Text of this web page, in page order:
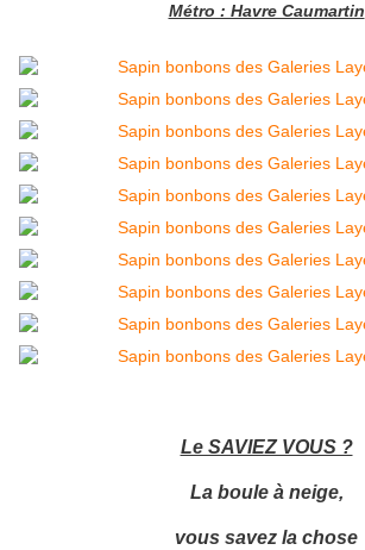
Métro : Havre Caumartin
Le SAVIEZ VOUS ?
La boule à neige,
vous savez la chose